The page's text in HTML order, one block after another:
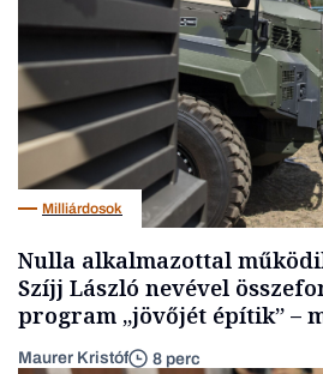
Milliárdosok
Nulla alkalmazottal
Szíjj László nevével
program „jövőjét építik” –
Maurer Kristóf 8 perc